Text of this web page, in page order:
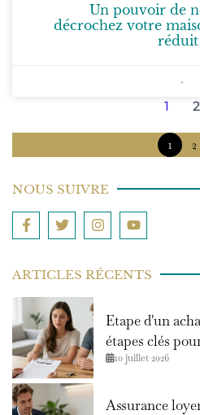
Un pouvoir de
décrochez votre
réduit
1 2
1 2
NOUS SUIVRE
ARTICLES RÉCENTS
Etape d'un
étapes clés
10 juillet 2026
Assurance